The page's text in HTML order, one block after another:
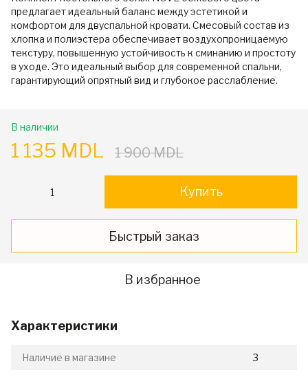
предлагает идеальный баланс между эстетикой и
комфортом для двуспальной кровати. Смесовый состав из
хлопка и полиэстера обеспечивает воздухопроницаемую
текстуру, повышенную устойчивость к сминанию и простоту
в уходе. Это идеальный выбор для современной спальни,
гарантирующий опрятный вид и глубокое расслабление.
В наличии
1 135 MDL 1 900 MDL
Купить
Быстрый заказ
В избранное
Характеристики
Наличие в магазине 3